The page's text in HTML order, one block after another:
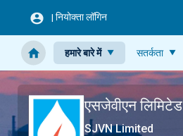
| नियोक्ता लॉगिन
हमारे बारे में सतर्कता
एसजेवीएन लिमिटेड
SJVN Limited